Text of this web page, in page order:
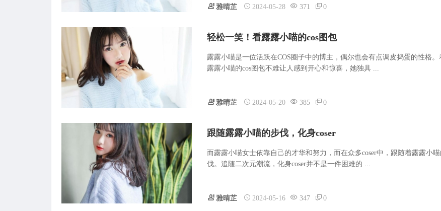
雅晴芷 2024-05-28 371 0
轻松一笑！看露露小喵的cos图包
露露小喵是一位活跃在COS圈子中的博主，偶尔也会有点调皮捣蛋的性格。
露露小喵的cos图包不难让人感到开心和惊喜，她独具 ...
雅晴芷 2024-05-20 385 0
跟随露露小喵的步伐，化身coser
而露露小喵女士依靠自己的才华和努力，而在众多coser中，跟随着露露小
伐。追随二次元潮流，化身coser并不是一件困难的 ...
雅晴芷 2024-05-16 347 0